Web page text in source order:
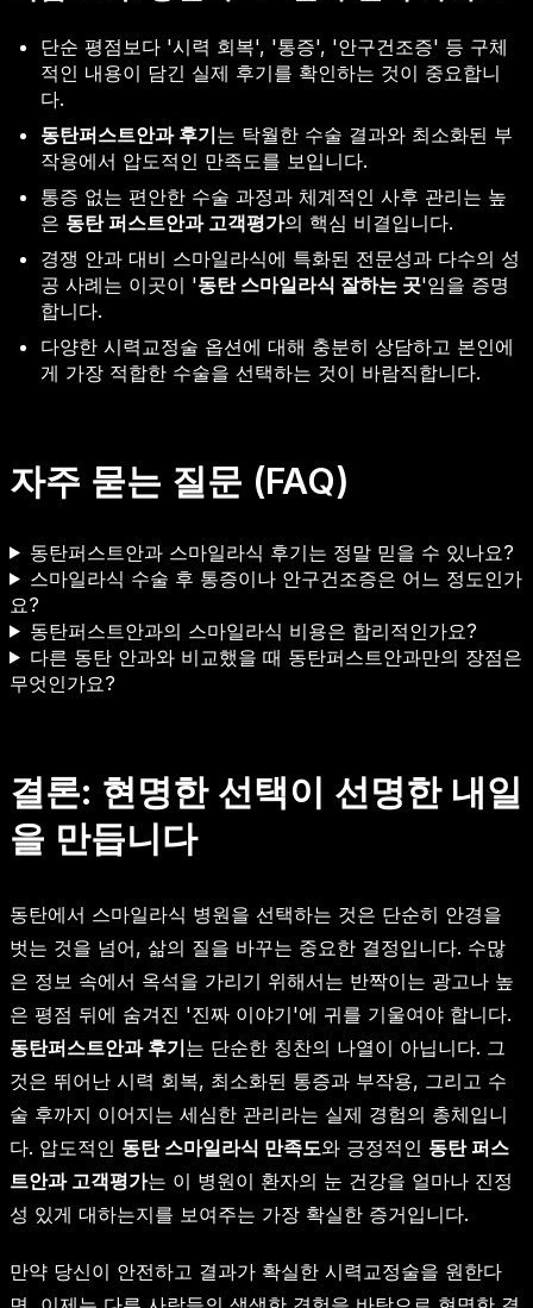
단순 평점보다 '시력 회복', '통증', '안구건조증' 등 구체
적인 내용이 담긴 실제 후기를 확인하는 것이 중요합니
다.
동탄퍼스트안과 후기는 탁월한 수술 결과와 최소화된 부
작용에서 압도적인 만족도를 보입니다.
통증 없는 편안한 수술 과정과 체계적인 사후 관리는 높
은 동탄 퍼스트안과 고객평가의 핵심 비결입니다.
경쟁 안과 대비 스마일라식에 특화된 전문성과 다수의 성
공 사례는 이곳이 '동탄 스마일라식 잘하는 곳'임을 증명
합니다.
다양한 시력교정술 옵션에 대해 충분히 상담하고 본인에
게 가장 적합한 수술을 선택하는 것이 바람직합니다.
자주 묻는 질문 (FAQ)
동탄퍼스트안과 스마일라식 후기는 정말 믿을 수 있나요?
스마일라식 수술 후 통증이나 안구건조증은 어느 정도인가
요?
동탄퍼스트안과의 스마일라식 비용은 합리적인가요?
다른 동탄 안과와 비교했을 때 동탄퍼스트안과만의 장점은
무엇인가요?
결론: 현명한 선택이 선명한 내일
을 만듭니다
동탄에서 스마일라식 병원을 선택하는 것은 단순히 안경을
벗는 것을 넘어, 삶의 질을 바꾸는 중요한 결정입니다. 수많
은 정보 속에서 옥석을 가리기 위해서는 반짝이는 광고나 높
은 평점 뒤에 숨겨진 '진짜 이야기'에 귀를 기울여야 합니다.
동탄퍼스트안과 후기는 단순한 칭찬의 나열이 아닙니다. 그
것은 뛰어난 시력 회복, 최소화된 통증과 부작용, 그리고 수
술 후까지 이어지는 세심한 관리라는 실제 경험의 총체입니
다. 압도적인 동탄 스마일라식 만족도와 긍정적인 동탄 퍼스
트안과 고객평가는 이 병원이 환자의 눈 건강을 얼마나 진정
성 있게 대하는지를 보여주는 가장 확실한 증거입니다.
만약 당신이 안전하고 결과가 확실한 시력교정술을 원한다